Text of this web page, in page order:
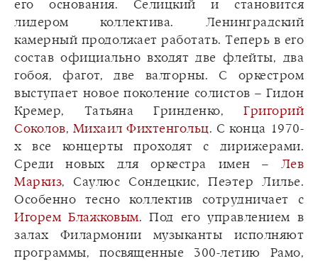
его основания. Селицкий и становится
лидером коллектива. Ленинградский
камерный продолжает работать. Теперь в его
состав официально входят две флейты, два
гобоя, фагот, две валторны. С оркестром
выступает новое поколение солистов – Гидон
Кремер, Татьяна Гринденко, Григорий
Соколов, Михаил Фихтенгольц. С конца 1970-
х все концерты проходят с дирижерами.
Среди новых для оркестра имен – Лев
Маркиз, Саулюс Сондецкис, Пеэтер Лилье.
Особенно тесно коллектив сотрудничает с
Игорем Блажковым. Под его управлением в
залах Филармонии музыканты исполняют
программы, посвященные 300-летию Рамо,